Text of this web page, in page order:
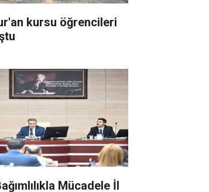
kursu öğrencileri
Mücadele İl